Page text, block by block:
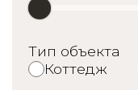
Тип объекта
Коттедж